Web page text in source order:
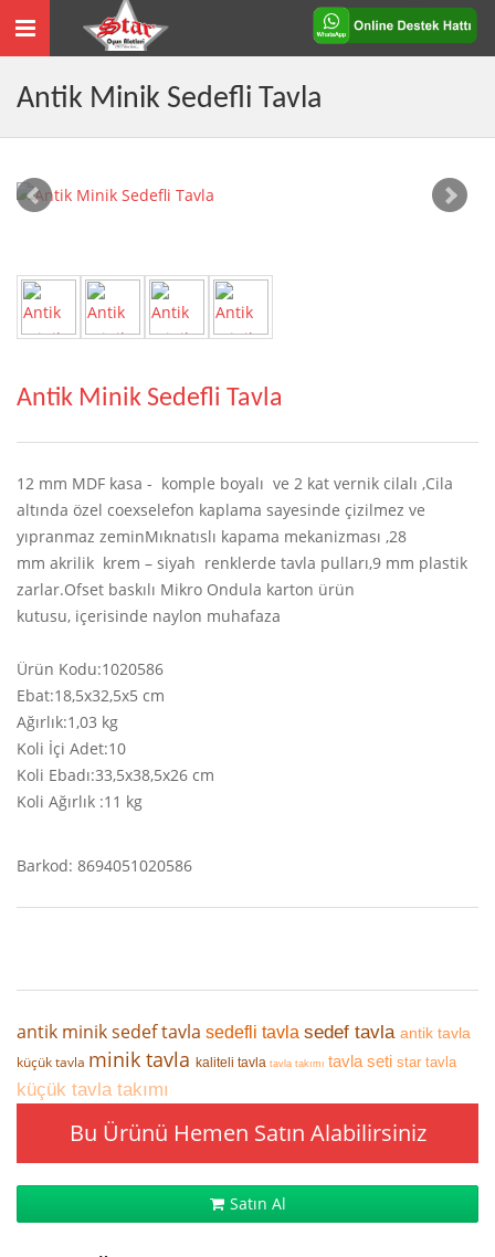
Toggle
navigation
Antik Minik Sedefli Tavla
Antik Minik Sedefli Tavla
12 mm MDF kasa - komple boyalı ve 2 kat vernik cilalı ,Cila
altında özel coexselefon kaplama sayesinde çizilmez ve
yıpranmaz zeminMıknatıslı kapama mekanizması ,28
mm akrilik krem – siyah renklerde tavla pulları,9 mm plastik
zarlar.Ofset baskılı Mikro Ondula karton ürün
kutusu, içerisinde naylon muhafaza
Ürün Kodu:1020586
Ebat:18,5x32,5x5 cm
Ağırlık:1,03 kg
Koli İçi Adet:10
Koli Ebadı:33,5x38,5x26 cm
Koli Ağırlık :11 kg
Barkod: 8694051020586
antik minik sedef tavla sedefli tavla sedef tavla antik tavla
küçük tavla minik tavla kaliteli tavla tavla takımı tavla seti star tavla
küçük tavla takımı
Bu Ürünü Hemen Satın Alabilirsiniz
Satın Al